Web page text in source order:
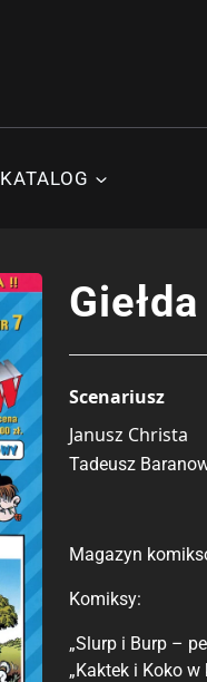
KATALOG
Scenariusz
Janusz Christa
Tadeusz
Magazyn
Komiksy:
„Slurp i Burp –
„Kaktek i Koko